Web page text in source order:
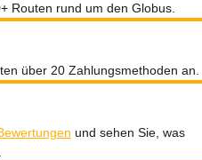
Routen rund um den Globus.
über 20 Zahlungsmethoden an.
und sehen Sie, was